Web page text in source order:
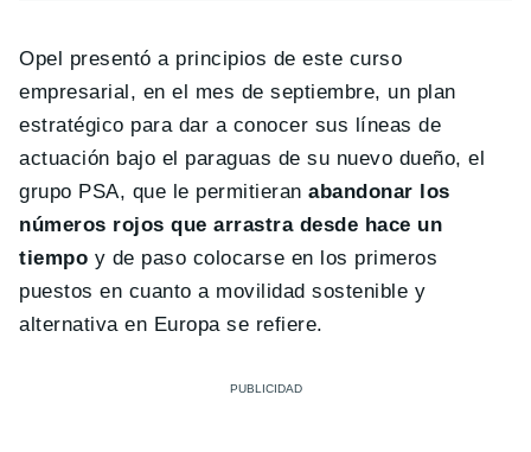
Opel presentó a principios de este curso
empresarial, en el mes de septiembre, un plan
estratégico para dar a conocer sus líneas de
actuación bajo el paraguas de su nuevo dueño, el
grupo PSA, que le permitieranabandonar los
números rojos que arrastra desde hace un
tiempo y de paso colocarse en los primeros
puestos en cuanto a movilidad sostenible y
alternativa en Europa se refiere.